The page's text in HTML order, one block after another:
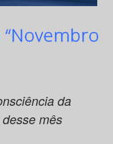
“Novembro
da
mês